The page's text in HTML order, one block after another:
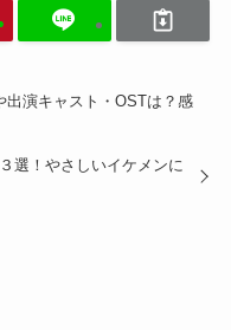
出演キャスト・OSTは？感
選！やさしいイケメンに